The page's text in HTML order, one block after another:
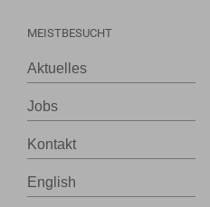
MEISTBESUCHT
Aktuelles
Jobs
Kontakt
English